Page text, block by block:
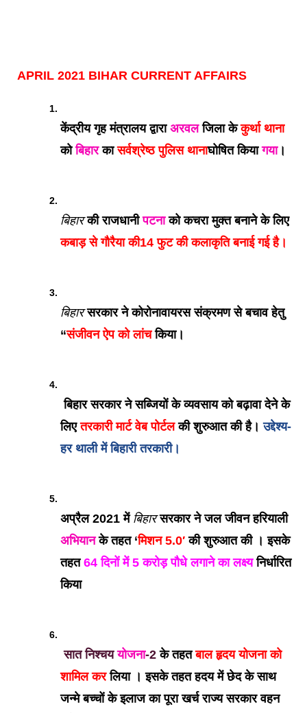
APRIL 2021 BIHAR CURRENT AFFAIRS
केंद्रीय गृह मंत्रालय द्वारा अरवल जिला के
कुर्था थाना
को बिहार का सर्वश्रेष्ठ पुलिस थानाघोषित किया गया।
बिहार की राजधानी पटना
को कचरा मुक्त बनाने के लिए
कबाड़ से गौरैया की14 फुट की कलाकृति बनाई गई है।
बिहार सरकार ने कोरोनावायरस संक्रमण से बचाव हेतु
“संजीवन ऐप को लांच किया।
बिहार सरकार ने सब्जियों के व्यवसाय को बढ़ावा देने के
लिए तरकारी मार्ट वेब पोर्टल की शुरुआत की है। उद्देश्य-
हर थाली में बिहारी तरकारी।
अप्रैल 2021 में बिहार
सरकार ने जल जीवन हरियाली
अभियान के तहत ‘मिशन 5.0′ की शुरुआत की । इसके
तहत 64 दिनों में 5 करोड़ पौधे लगाने का लक्ष्य निर्धारित
किया
सात निश्चय योजना-2 के तहत बाल हृदय योजना को
शामिल कर लिया । इसके तहत हदय में छेद के साथ
जन्मे बच्चों के इलाज का पूरा खर्च राज्य सरकार वहन